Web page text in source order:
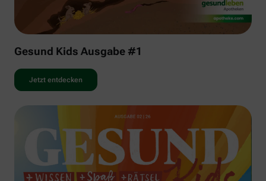
Gesund Kids Ausgabe #1
Jetzt entdecken